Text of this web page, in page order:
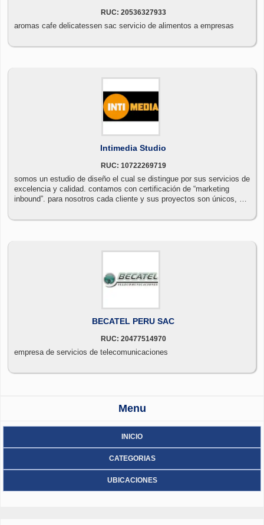
RUC: 20536327933
aromas cafe delicatessen sac servicio de alimentos a empresas
Intimedia Studio
RUC: 10722269719
somos un estudio de diseño el cual se distingue por sus servicios de
excelencia y calidad. contamos con certificación de “marketing
inbound”. para nosotros cada cliente y sus proyectos son únicos, por
BECATEL PERU SAC
RUC: 20477514970
empresa de servicios de telecomunicaciones
Menu
INICIO
CATEGORIAS
UBICACIONES